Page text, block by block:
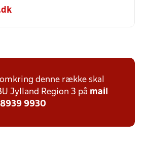
denne række skal
Jylland Region 3 på mail
8939 9930